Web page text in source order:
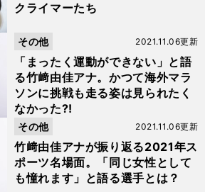
クライマーたち
「まったく運動ができない」と語
る竹﨑由佳アナ。かつて海外マラ
ソンに挑戦も走る姿は見られたく
なかった?!
2021.11.06更新
その他
竹﨑由佳アナが振り返る2021年ス
ポーツ名場面。「同じ女性として
も憧れます」と語る選手とは？
2021.11.06更新
その他